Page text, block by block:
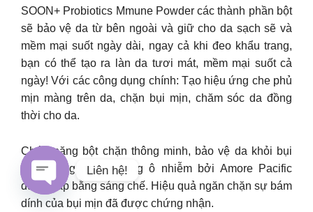
SOON+ Probiotics Mmune Powder các thành phần bột
sẽ bảo vệ da từ bên ngoài và giữ cho da sạch sẽ và
mềm mại suốt ngày dài, ngay cả khi đeo khẩu trang,
bạn có thể tạo ra làn da tươi mát, mềm mại suốt cả
ngày! Với các công dụng chính: Tạo hiệu ứng che phủ
mịn màng trên da, chặn bụi mịn, chăm sóc da đồng
thời cho da.
Chức năng bột chặn thông minh, bảo vệ da khỏi bụi
mịn. Công nghệ chống ô nhiễm bởi Amore Pacific
được cấp bằng sáng chế. Hiệu quả ngăn chặn sự bám
dính của bụi mịn đã được chứng nhận.
Liên hệ!
Open